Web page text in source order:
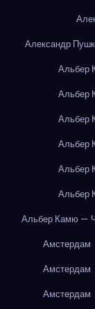
Александр
Альбер
Альбер
Альбер
Альбер
Альбер
Альбер
Альбер Камю —
Амстердам
Амстердам
Амстердам